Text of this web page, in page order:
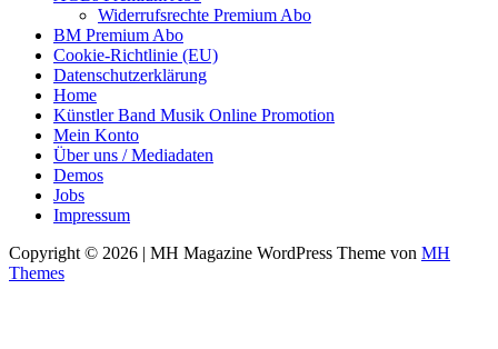
Widerrufsrechte Premium Abo
BM Premium Abo
Cookie-Richtlinie (EU)
Datenschutzerklärung
Home
Künstler Band Musik Online Promotion
Mein Konto
Über uns / Mediadaten
Demos
Jobs
Impressum
Copyright © 2026 | MH Magazine WordPress Theme von MH
Themes